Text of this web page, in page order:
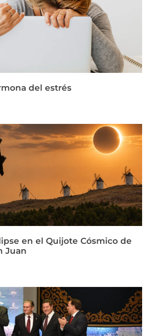
del estrés
en el Quijote Cósmico de
Juan